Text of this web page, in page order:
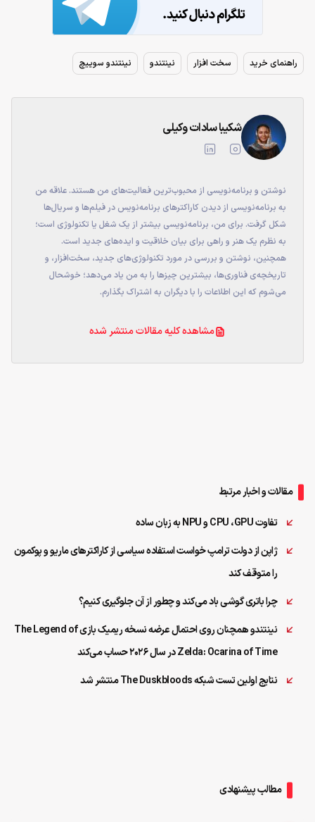
راهنمای خرید سخت افزار نینتندو نینتندو سوییچ
شکیبا سادات وکیلی
نوشتن و برنامه‌نویسی از محبوب‌ترین فعالیت‌های من هستند. علاقه من
به برنامه‌نویسی از دیدن کاراکترهای برنامه‌نویس در فیلم‌ها و سریال‌ها
شکل گرفت. برای من، برنامه‌نویسی بیشتر از یک شغل یا تکنولوژی است؛
به نظرم یک هنر و راهی برای بیان خلاقیت و ایده‌های جدید است.
همچنین، نوشتن و بررسی در مورد تکنولوژی‌های جدید، سخت‌افزار، و
تاریخچه‌ی فناوری‌ها، بیشترین چیزها را به من یاد می‌دهد؛ خوشحال
می‌شوم که این اطلاعات را با دیگران به اشتراک بگذارم.
مشاهده کلیه مقالات منتشر شده
مقالات و اخبار مرتبط
تفاوت CPU ،GPU و NPU به زبان ساده
ژاپن از دولت ترامپ خواست استفاده سیاسی از کاراکترهای ماریو و پوکمون
را متوقف کند
چرا باتری گوشی باد می‌کند و چطور از آن جلوگیری کنیم؟
نینتندو همچنان روی احتمال عرضه نسخه ریمیک بازی The Legend of
Zelda: Ocarina of Time در سال ۲۰۲۶ حساب می‌کند
نتایج اولین تست شبکه The Duskbloods منتشر شد
مطالب پیشنهادی